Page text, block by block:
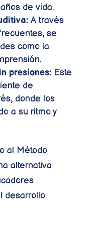
de vida.
A través
se
como la
presiones:Este
de
donde los
a su ritmo y
al Método
alternativa
desarrollo